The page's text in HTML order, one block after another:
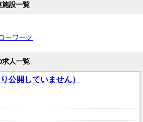
施設一覧
ーワーク
求人一覧
公開していません）